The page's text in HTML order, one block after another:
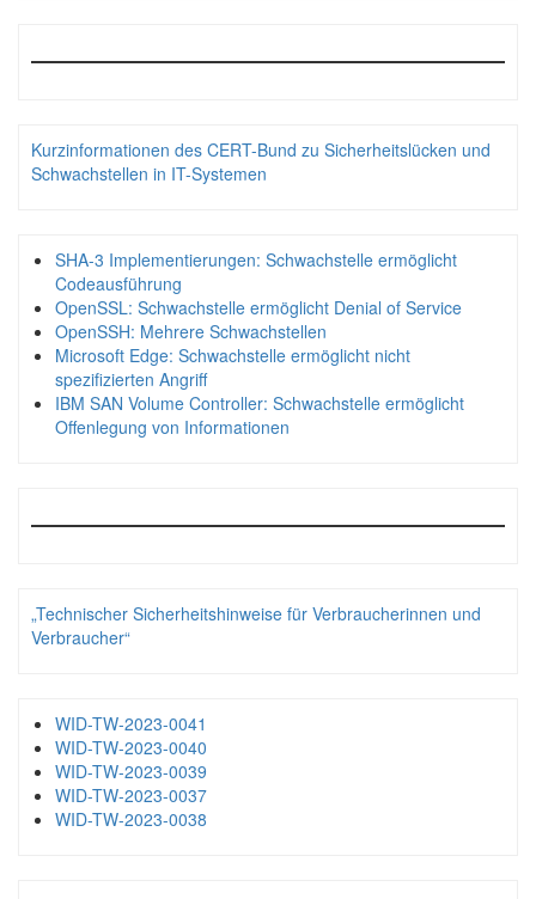
Kurzinformationen des CERT-Bund zu Sicherheitslücken und
Schwachstellen in IT-Systemen
SHA-3 Implementierungen: Schwachstelle ermöglicht
Codeausführung
OpenSSL: Schwachstelle ermöglicht Denial of Service
OpenSSH: Mehrere Schwachstellen
Microsoft Edge: Schwachstelle ermöglicht nicht
spezifizierten Angriff
IBM SAN Volume Controller: Schwachstelle ermöglicht
Offenlegung von Informationen
„Technischer Sicherheitshinweise für Verbraucherinnen und
Verbraucher“
WID-TW-2023-0041
WID-TW-2023-0040
WID-TW-2023-0039
WID-TW-2023-0037
WID-TW-2023-0038